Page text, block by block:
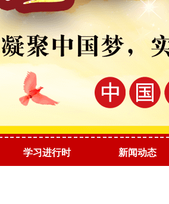
学习进行时 新闻动态